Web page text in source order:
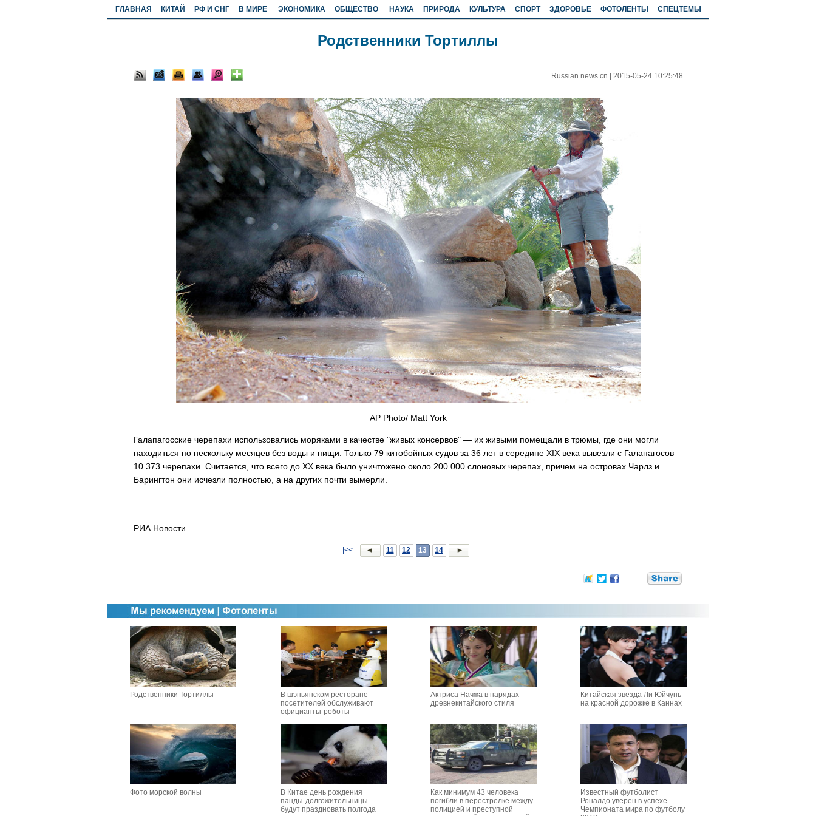
ГЛАВНАЯ КИТАЙ РФ И СНГ В МИРЕ ЭКОНОМИКА ОБЩЕСТВО НАУКА ПРИРОДА КУЛЬТУРА СПОРТ ЗДОРОВЬЕ ФОТОЛЕНТЫ СПЕЦТЕМЫ
Родственники Тортиллы
Russian.news.cn 2015-05-24 10:25:48
AP Photo/ Matt York
Галапагосские черепахи использовались моряками в качестве "живых консервов" — их живыми помещали в трюмы, где они могли
находиться по нескольку месяцев без воды и пищи. Только 79 китобойных судов за 36 лет в середине XIX века вывезли с Галапагосов
10 373 черепахи. Считается, что всего до XX века было уничтожено около 200 000 слоновых черепах, причем на островах Чарлз и
Барингтон они исчезли полностью, а на других почти вымерли.
РИА Новости
|<< 11 12 13 14
Родственники Тортиллы
В шэньянском ресторане
посетителей обслуживают
официанты-роботы
Актриса Начжа в нарядах
древнекитайского стиля
Китайская звезда Ли Юйчунь
на красной дорожке в Каннах
Фото морской волны
В Китае день рождения
панды-долгожительницы
будут праздновать полгода
Как минимум 43 человека
погибли в перестрелке между
полицией и преступной
Известный футболист
Роналдо уверен в успехе
Чемпионата мира по футболу